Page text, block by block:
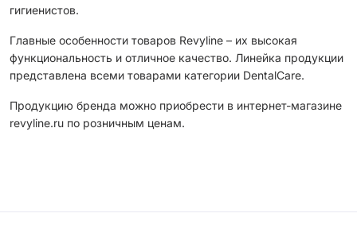
гигиенистов.
Главные особенности товаров Revyline – их высокая
функциональность и отличное качество. Линейка продукции
представлена всеми товарами категории DentalCare.
Продукцию бренда можно приобрести в интернет-магазине
revyline.ru по розничным ценам.